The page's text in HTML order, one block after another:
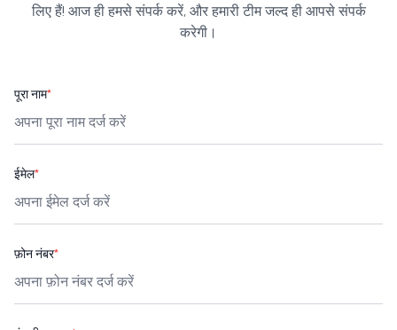
लिए हैं! आज ही हमसे संपर्क करें, और हमारी टीम जल्द ही आपसे संपर्क
करेगी।
पूरा नाम*
ईमेल*
फ़ोन नंबर*